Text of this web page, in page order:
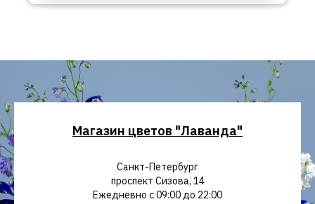
Магазин цветов "Лаванда"
Санкт-Петербург
проспект Сизова, 14
Ежедневно с 09:00 до 22:00